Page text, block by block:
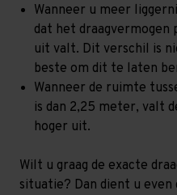
Wanneer u meer
dat het draagvermogen
uit valt. Dit verschil is
beste om dit te laten
Wanneer de ruimte
is dan 2,25 meter, valt
hoger uit.
Wilt u graag de exacte
situatie? Dan dient u